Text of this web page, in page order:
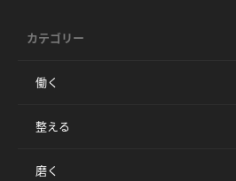
カテゴリー
働く
整える
磨く